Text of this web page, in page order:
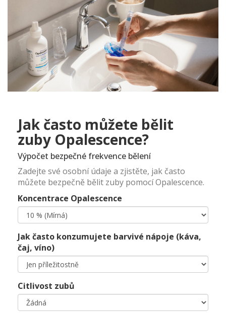
Jak často můžete bělit
zuby Opalescence?
Výpočet bezpečné frekvence bělení
Zadejte své osobní údaje a zjistěte, jak často
můžete bezpečně bělit zuby pomocí Opalescence.
Koncentrace Opalescence
Jak často konzumujete barvivé nápoje (káva,
čaj, víno)
Citlivost zubů